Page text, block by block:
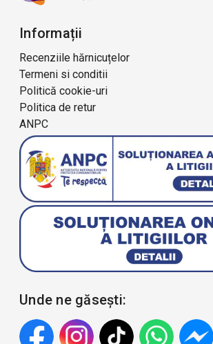
Informații
Recenziile hărnicuțelor
Termeni si conditii
Politică cookie-uri
Politica de retur
ANPC
Unde ne găsești: